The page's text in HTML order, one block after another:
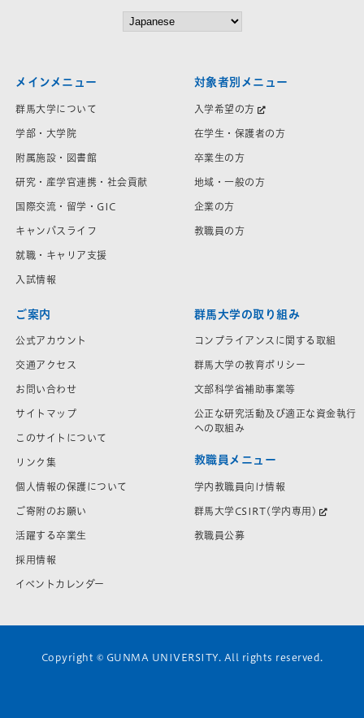
メインメニュー
群馬大学について
学部・大学院
附属施設・図書館
研究・産学官連携・社会貢献
国際交流・留学・GIC
キャンパスライフ
就職・キャリア支援
入試情報
対象者別メニュー
入学希望の方
在学生・保護者の方
卒業生の方
地域・一般の方
企業の方
教職員の方
ご案内
公式アカウント
交通アクセス
お問い合わせ
サイトマップ
このサイトについて
リンク集
個人情報の保護について
ご寄附のお願い
活躍する卒業生
採用情報
イベントカレンダー
群馬大学の取り組み
コンプライアンスに関する取組
群馬大学の教育ポリシー
文部科学省補助事業等
公正な研究活動及び適正な資金執行
への取組み
教職員メニュー
学内教職員向け情報
群馬大学CSIRT(学内専用)
教職員公募
Copyright © GUNMA UNIVERSITY. All rights reserved.